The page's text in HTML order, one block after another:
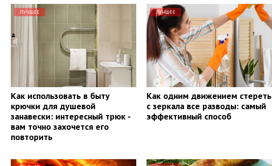
ЛУЧШЕЕ
Как использовать в быту
крючки для душевой
занавески: интересный трюк -
вам точно захочется его
повторить
ЛУЧШЕЕ
Как одним движением стереть
с зеркала все разводы: самый
эффективный способ